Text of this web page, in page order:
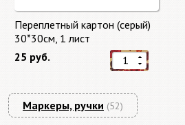
Переплетный картон (серый)
30*30см, 1 лист
25 руб.
Маркеры, ручки (52)